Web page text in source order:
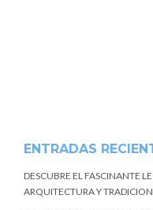
ENTRADAS
DESCUBRE EL FASCINANTE
ARQUITECTURA Y